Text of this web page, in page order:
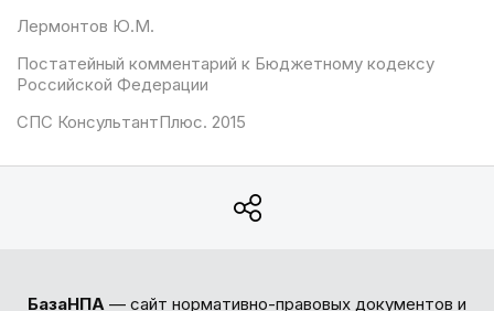
Лермонтов Ю.М.
Постатейный комментарий к Бюджетному кодексу
Российской Федерации
СПС КонсультантПлюс. 2015
БазаНПА — сайт нормативно-правовых документов и